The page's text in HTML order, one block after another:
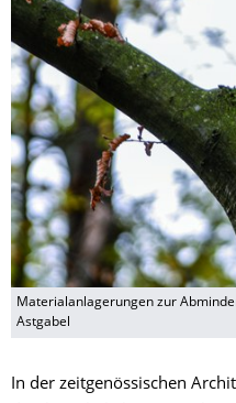
Materialanlagerungen zur
Astgabel
In der zeitgenössischen